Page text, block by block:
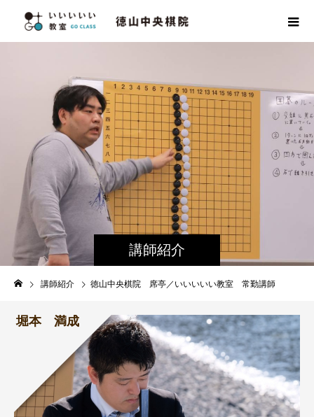
講師紹介
講師紹介 徳山中央棋院 席亭／いいいいい教室 常勤講師
堀本 満成